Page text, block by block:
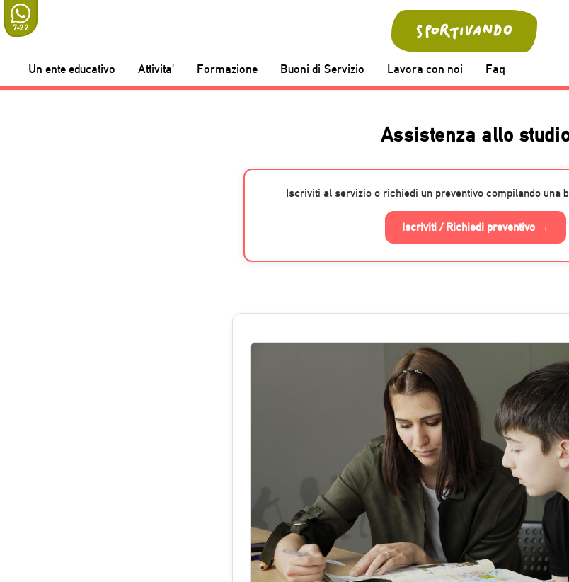
7-22
Un ente educativo Attivita' Formazione Buoni di Servizio Lavora con noi Faq
Assistenza allo
Iscriviti al servizio o richiedi un preventivo compilando una
Iscriviti / Richiedi preventivo →